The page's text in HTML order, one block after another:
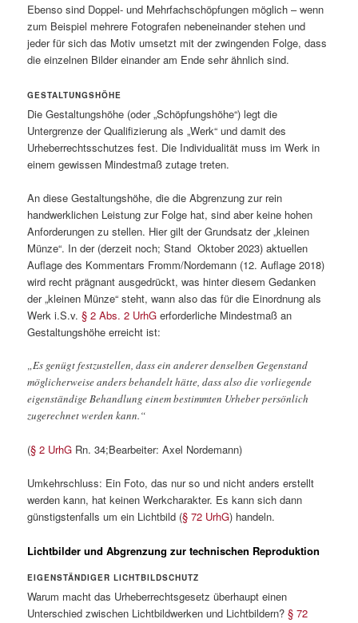
Ebenso sind Doppel- und Mehrfachschöpfungen möglich – wenn
zum Beispiel mehrere Fotografen nebeneinander stehen und
jeder für sich das Motiv umsetzt mit der zwingenden Folge, dass
die einzelnen Bilder einander am Ende sehr ähnlich sind.
GESTALTUNGSHÖHE
Die Gestaltungshöhe (oder „Schöpfungshöhe“) legt die
Untergrenze der Qualifizierung als „Werk“ und damit des
Urheberrechtsschutzes fest. Die Individualität muss im Werk in
einem gewissen Mindestmaß zutage treten.
An diese Gestaltungshöhe, die die Abgrenzung zur rein
handwerklichen Leistung zur Folge hat, sind aber keine hohen
Anforderungen zu stellen. Hier gilt der Grundsatz der „kleinen
Münze“. In der (derzeit noch; Stand Oktober 2023) aktuellen
Auflage des Kommentars Fromm/Nordemann (12. Auflage 2018)
wird recht prägnant ausgedrückt, was hinter diesem Gedanken
der „kleinen Münze“ steht, wann also das für die Einordnung als
Werk i.S.v.§ 2 Abs. 2 UrhG erforderliche Mindestmaß an
Gestaltungshöhe erreicht ist:
„Es genügt festzustellen, dass ein anderer denselben Gegenstand
möglicherweise anders behandelt hätte, dass also die vorliegende
eigenständige Behandlung einem bestimmten Urheber persönlich
zugerechnet werden kann.“
(§ 2 UrhG Rn. 34;Bearbeiter: Axel Nordemann)
Umkehrschluss: Ein Foto, das nur so und nicht anders erstellt
werden kann, hat keinen Werkcharakter. Es kann sich dann
günstigstenfalls um ein Lichtbild (§ 72 UrhG) handeln.
Lichtbilder und Abgrenzung zur technischen Reproduktion
EIGENSTÄNDIGER LICHTBILDSCHUTZ
Warum macht das Urheberrechtsgesetz überhaupt einen
Unterschied zwischen Lichtbildwerken und Lichtbildern?§ 72